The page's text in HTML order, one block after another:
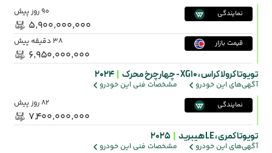
نمایندگی 90 روز پیش
۵٬۹۰۰٬۰۰۰٬۰۰۰
قیمت بازار 38 دقیقه پیش
۶٬۹۵۰٬۰۰۰٬۰۰۰
تویوتا کرولا کراس ،XG10 - چهارچرخ محرک 2024
آگهی‌های این خودرو مشخصات فنی این خودرو
نمایندگی 82 روز پیش
۷٬۴۰۰٬۰۰۰٬۰۰۰
تویوتا کمری ،LE هیبرید 2025
آگهی‌های این خودرو مشخصات فنی این خودرو